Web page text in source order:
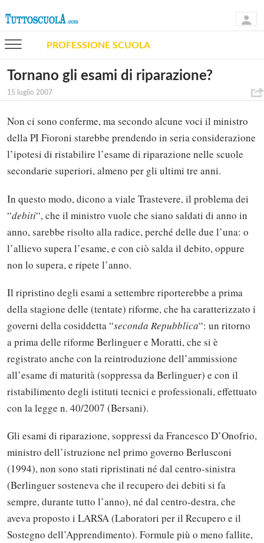
PROFESSIONE SCUOLA
Tornano gli esami di riparazione?
15 luglio 2007
Non ci sono conferme, ma secondo alcune voci il ministro
della PI Fioroni starebbe prendendo in seria considerazione
l’ipotesi di ristabilire l’esame di riparazione nelle scuole
secondarie superiori, almeno per gli ultimi tre anni.
In questo modo, dicono a viale Trastevere, il problema dei
“debiti“, che il ministro vuole che siano saldati di anno in
anno, sarebbe risolto alla radice, perché delle due l’una: o
l’allievo supera l’esame, e con ciò salda il debito, oppure
non lo supera, e ripete l’anno.
Il ripristino degli esami a settembre riporterebbe a prima
della stagione delle (tentate) riforme, che ha caratterizzato i
governi della cosiddetta “seconda Repubblica“: un ritorno
a prima delle riforme Berlinguer e Moratti, che si è
registrato anche con la reintroduzione dell’ammissione
all’esame di maturità (soppressa da Berlinguer) e con il
ristabilimento degli istituti tecnici e professionali, effettuato
con la legge n. 40/2007 (Bersani).
Gli esami di riparazione, soppressi da Francesco D’Onofrio,
ministro dell’istruzione nel primo governo Berlusconi
(1994), non sono stati ripristinati né dal centro-sinistra
(Berlinguer sosteneva che il recupero dei debiti si fa
sempre, durante tutto l’anno), né dal centro-destra, che
aveva proposto i LARSA (Laboratori per il Recupero e il
Sostegno dell’Apprendimento). Formule più o meno fallite,